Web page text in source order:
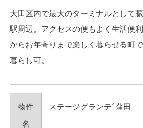
大田区内で最大のターミナルとして
駅周辺。アクセスの便もよく生活便
からお年寄りまで楽しく暮らせる町
暮らし可。
物件
名
ステージグランテﾞ蒲田